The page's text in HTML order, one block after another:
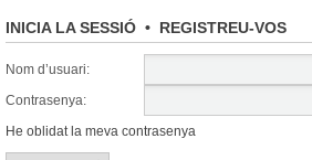
INICIA LA SESSIÓ • REGISTREU-VOS
Nom d’usuari:
Contrasenya:
He oblidat la meva contrasenya